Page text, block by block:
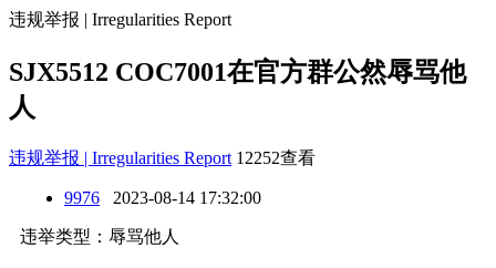
违规举报 | Irregularities Report
SJX5512 COC7001在官方群公然辱骂他
人
违规举报 | Irregularities Report 12252查看
9976 2023-08-14 17:32:00
违举类型：辱骂他人